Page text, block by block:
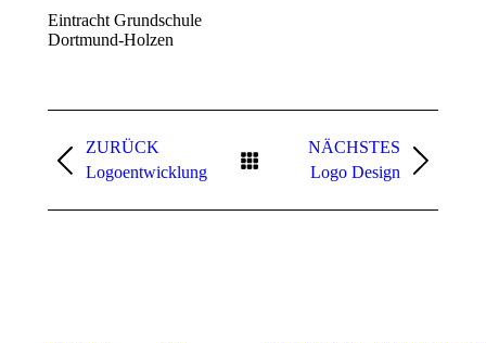
Eintracht Grundschule
Dortmund-Holzen
navigation
ZURÜCK
Previous
Logoentwicklung
NÄCHSTES
Next
Logo Design